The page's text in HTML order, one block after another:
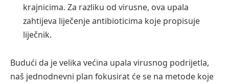
krajnicima. Za razliku od virusne, ova upala
zahtijeva liječenje antibioticima koje propisuje
liječnik.
Budući da je velika većina upala virusnog podrijetla,
naš jednodnevni plan fokusirat će se na metode koje